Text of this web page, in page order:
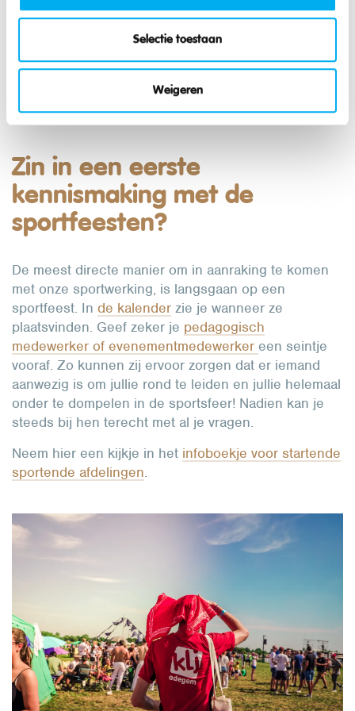
Selectie toestaan
Weigeren
Zin in een eerste
kennismaking met de
sportfeesten?
De meest directe manier om in aanraking te komen
met onze sportwerking, is langsgaan op een
sportfeest. In de kalender zie je wanneer ze
plaatsvinden. Geef zeker je pedagogisch
medewerker of evenementmedewerker een seintje
vooraf. Zo kunnen zij ervoor zorgen dat er iemand
aanwezig is om jullie rond te leiden en jullie helemaal
onder te dompelen in de sportsfeer! Nadien kan je
steeds bij hen terecht met al je vragen.
Neem hier een kijkje in het infoboekje voor startende
sportende afdelingen.